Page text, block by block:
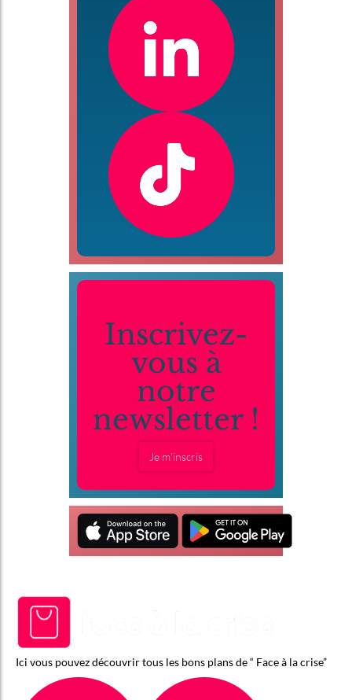
Inscrivez-
vous à
notre
newsletter !
Je m'inscris
Ici vous pouvez découvrir tous les bons plans de “ Face à la crise”